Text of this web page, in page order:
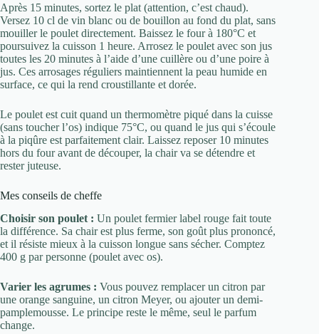
Après 15 minutes, sortez le plat (attention, c’est chaud).
Versez 10 cl de vin blanc ou de bouillon au fond du plat, sans
mouiller le poulet directement. Baissez le four à 180°C et
poursuivez la cuisson 1 heure. Arrosez le poulet avec son jus
toutes les 20 minutes à l’aide d’une cuillère ou d’une poire à
jus. Ces arrosages réguliers maintiennent la peau humide en
surface, ce qui la rend croustillante et dorée.
Le poulet est cuit quand un thermomètre piqué dans la cuisse
(sans toucher l’os) indique 75°C, ou quand le jus qui s’écoule
à la piqûre est parfaitement clair. Laissez reposer 10 minutes
hors du four avant de découper, la chair va se détendre et
rester juteuse.
Mes conseils de cheffe
Choisir son poulet : Un poulet fermier label rouge fait toute
la différence. Sa chair est plus ferme, son goût plus prononcé,
et il résiste mieux à la cuisson longue sans sécher. Comptez
400 g par personne (poulet avec os).
Varier les agrumes : Vous pouvez remplacer un citron par
une orange sanguine, un citron Meyer, ou ajouter un demi-
pamplemousse. Le principe reste le même, seul le parfum
change.